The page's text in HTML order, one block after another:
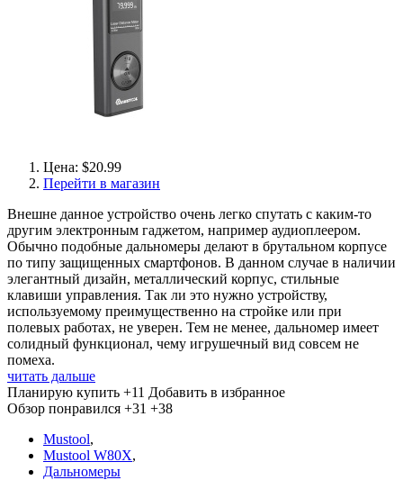
Цена: $20.99
Перейти в магазин
Внешне данное устройство очень легко спутать с каким-то
другим электронным гаджетом, например аудиоплеером.
Обычно подобные дальномеры делают в брутальном корпусе
по типу защищенных смартфонов. В данном случае в наличии
элегантный дизайн, металлический корпус, стильные
клавиши управления. Так ли это нужно устройству,
используемому преимущественно на стройке или при
полевых работах, не уверен. Тем не менее, дальномер имеет
солидный функционал, чему игрушечный вид совсем не
помеха.
читать дальше
Планирую купить +11 Добавить в избранное
Обзор понравился +31 +38
Mustool,
Mustool W80X,
Дальномеры